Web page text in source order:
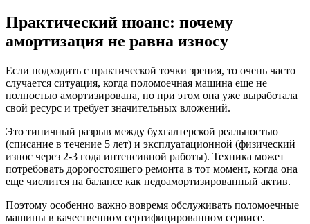
Практический нюанс: почему
амортизация не равна износу
Если подходить с практической точки зрения, то очень часто
случается ситуация, когда поломоечная машина еще не
полностью амортизирована, но при этом она уже выработала
свой ресурс и требует значительных вложений.
Это типичный разрыв между бухгалтерской реальностью
(списание в течение 5 лет) и эксплуатационной (физический
износ через 2-3 года интенсивной работы). Техника может
потребовать дорогостоящего ремонта в тот момент, когда она
еще числится на балансе как недоамортизированный актив.
Поэтому особенно важно вовремя обслуживать поломоечные
машины в качественном сертифицированном сервисе.